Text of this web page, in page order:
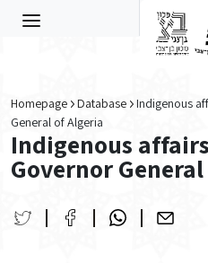
Homepage Database
Indigenous
General of Algeria
Indigenous
Governor